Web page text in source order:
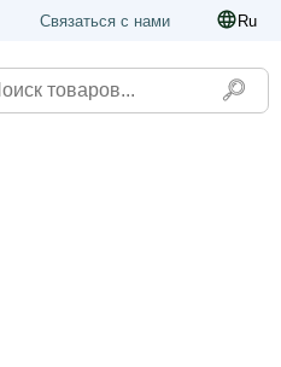
Связаться с нами Ru